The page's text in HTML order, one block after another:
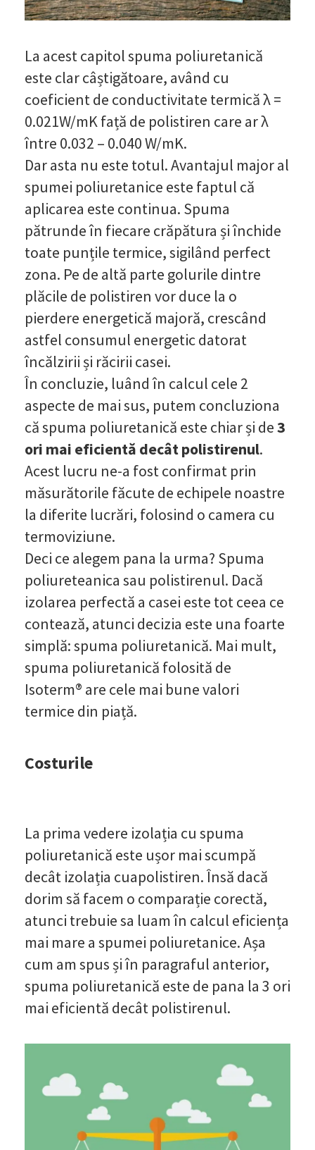
La acest capitol spuma poliuretanică
este clar câștigătoare, având cu
coeficient de conductivitate termică λ =
0.021W/mK față de polistiren care ar λ
între 0.032 – 0.040 W/mK.
Dar asta nu este totul. Avantajul major al
spumei poliuretanice este faptul că
aplicarea este continua. Spuma
pătrunde în fiecare crăpătura și închide
toate punțile termice, sigilând perfect
zona. Pe de altă parte golurile dintre
plăcile de polistiren vor duce la o
pierdere energetică majoră, crescând
astfel consumul energetic datorat
încălzirii și răcirii casei.
În concluzie, luând în calcul cele 2
aspecte de mai sus, putem concluziona
că spuma poliuretanică este chiar și de3
ori mai eficientă decât polistirenul.
Acest lucru ne-a fost confirmat prin
măsurătorile făcute de echipele noastre
la diferite lucrări, folosind o camera cu
termoviziune.
Deci ce alegem pana la urma? Spuma
poliureteanica sau polistirenul. Dacă
izolarea perfectă a casei este tot ceea ce
contează, atunci decizia este una foarte
simplă: spuma poliuretanică. Mai mult,
spuma poliuretanică folosită de
Isoterm® are cele mai bune valori
termice din piață.
Costurile
La prima vedere izolația cu spuma
poliuretanică este ușor mai scumpă
decât izolația cuapolistiren. Însă dacă
dorim să facem o comparație corectă,
atunci trebuie sa luam în calcul eficiența
mai mare a spumei poliuretanice. Așa
cum am spus și în paragraful anterior,
spuma poliuretanică este de pana la 3 ori
mai eficientă decât polistirenul.